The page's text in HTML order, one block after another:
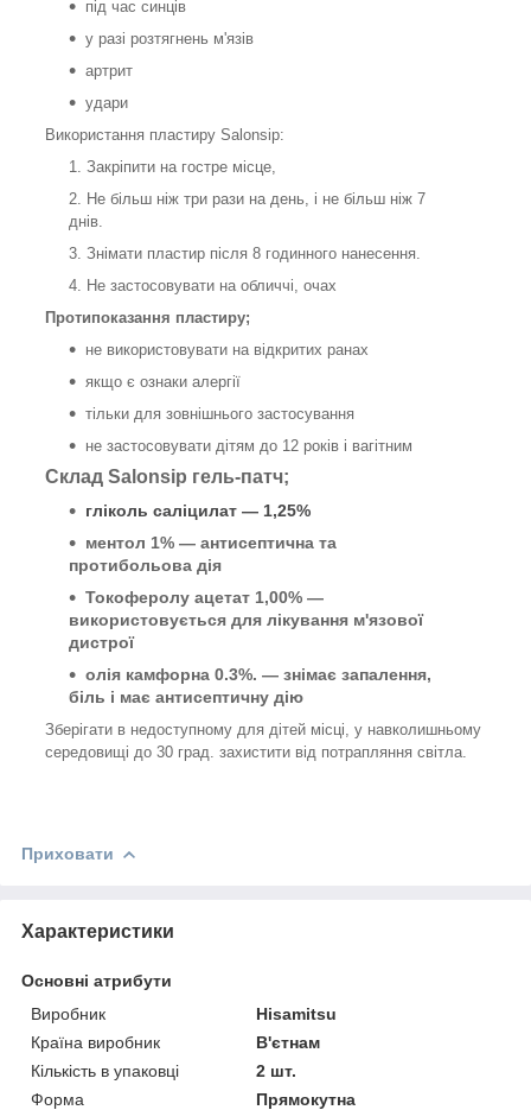
під час синців
у разі розтягнень м'язів
артрит
удари
Використання пластиру Salonsip:
Закріпити на гостре місце,
Не більш ніж три рази на день, і не більш ніж 7
днів.
Знімати пластир після 8 годинного нанесення.
Не застосовувати на обличчі, очах
Протипоказання пластиру;
не використовувати на відкритих ранах
якщо є ознаки алергії
тільки для зовнішнього застосування
не застосовувати дітям до 12 років і вагітним
Склад Salonsip гель-патч;
гліколь саліцилат — 1,25%
ментол 1% — антисептична та
протибольова дія
Токоферолу ацетат 1,00% —
використовується для лікування м'язової
дистрої
олія камфорна 0.3%. — знімає запалення,
біль і має антисептичну дію
Зберігати в недоступному для дітей місці, у навколишньому
середовищі до 30 град. захистити від потрапляння світла.
Приховати
Характеристики
Основні атрибути
Виробник
Hisamitsu
Країна виробник
В'єтнам
Кількість в упаковці
2 шт.
Форма
Прямокутна